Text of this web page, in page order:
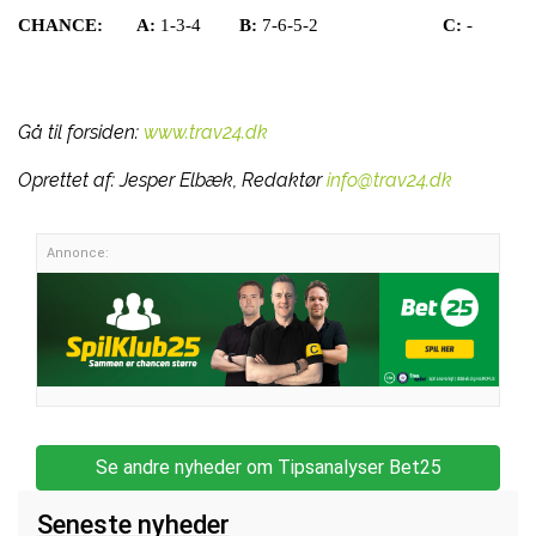
CHANCE: A: 1-3-4 B: 7-6-5-2 C: -
Gå til forsiden: www.trav24.dk
Oprettet af:Jesper Elbæk, Redaktør info@trav24.dk
Annonce:
Se andre nyheder om Tipsanalyser Bet25
Seneste nyheder